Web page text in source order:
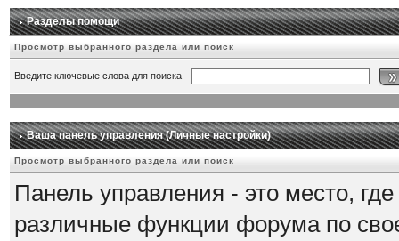
Разделы помощи
Просмотр выбранного раздела или поиск
Введите ключевые слова для поиска
Ваша панель управления (Личные настройки)
Просмотр выбранного раздела или поиск
Панель управления - это место,
различные функции форума по